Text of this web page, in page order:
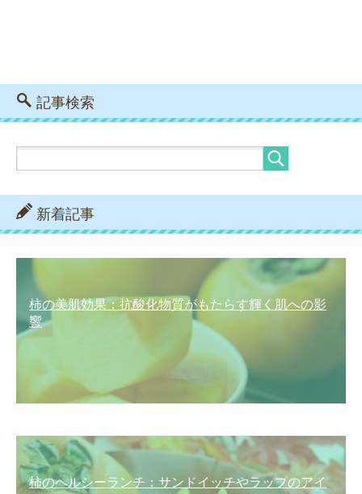
記事検索
新着記事
柿の美肌効果：抗酸化物質がもたらす輝く肌への影
響
柿のヘルシーランチ：サンドイッチやラップのアイ